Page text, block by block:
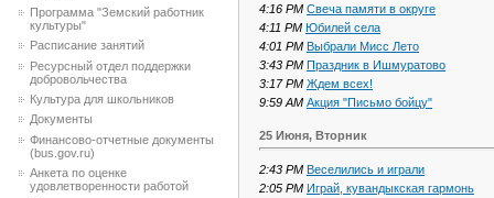
Программа "Земский работник
культуры"
Расписание занятий
Ресурсный отдел поддержки
добровольчества
Культура для школьников
Документы
Финансово-отчетные документы
(bus.gov.ru)
Анкета по оценке
удовлетворенности работой
4:16 PM Свеча памяти в округе
4:11 PM Юбилей села
4:01 PM Выбрали Мисс Лето
3:43 PM Праздник в Ишмуратово
3:17 PM Ждем всех!
9:59 AM Акция "Письмо бойцу"
25 Июня, Вторник
2:43 PM Веселились и играли
2:05 PM Играй, кувандыкская гармонь